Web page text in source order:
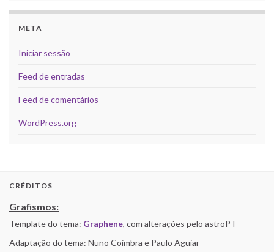
META
Iniciar sessão
Feed de entradas
Feed de comentários
WordPress.org
CRÉDITOS
Grafismos:
Template do tema: Graphene, com alterações pelo astroPT
Adaptação do tema: Nuno Coimbra e Paulo Aguiar